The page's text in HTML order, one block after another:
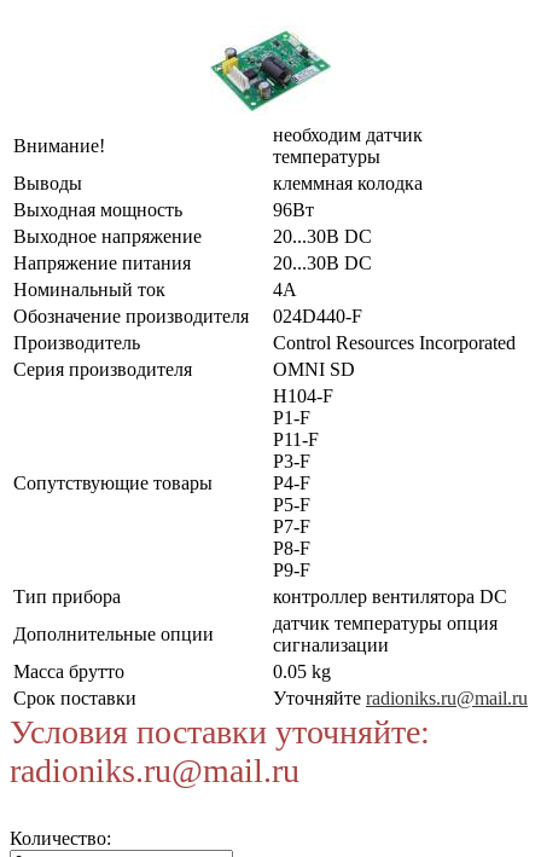
Внимание!
необходим датчик
температуры
Выводы
клеммная колодка
Выходная мощность
96Вт
Выходное напряжение
20...30В DC
Напряжение питания
20...30В DC
Номинальный ток
4А
Обозначение производителя
024D440-F
Производитель
Control Resources Incorporated
Серия производителя
OMNI SD
Сопутствующие товары
H104-F
P1-F
P11-F
P3-F
P4-F
P5-F
P7-F
P8-F
P9-F
Тип прибора
контроллер вентилятора DC
Дополнительные опции
датчик температуры опция
сигнализации
Масса брутто
0.05 kg
Срок поставки
Уточняйте radioniks.ru@mail.ru
Условия поставки уточняйте:
radioniks.ru@mail.ru
Количество: